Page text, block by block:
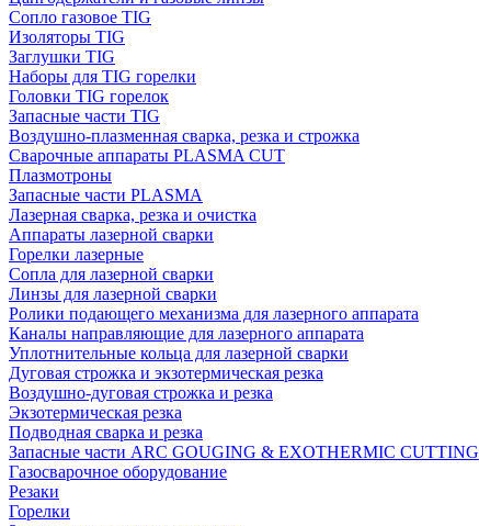
Сопло газовое TIG
Изоляторы TIG
Заглушки TIG
Наборы для TIG горелки
Головки TIG горелок
Запасные части TIG
Воздушно-плазменная сварка, резка и строжка
Сварочные аппараты PLASMA CUT
Плазмотроны
Запасные части PLASMA
Лазерная сварка, резка и очистка
Аппараты лазерной сварки
Горелки лазерные
Сопла для лазерной сварки
Линзы для лазерной сварки
Ролики подающего механизма для лазерного аппарата
Каналы направляющие для лазерного аппарата
Уплотнительные кольца для лазерной сварки
Дуговая строжка и экзотермическая резка
Воздушно-дуговая строжка и резка
Экзотермическая резка
Подводная сварка и резка
Запасные части ARC GOUGING & EXOTHERMIC CUTTING
Газосварочное оборудование
Резаки
Горелки